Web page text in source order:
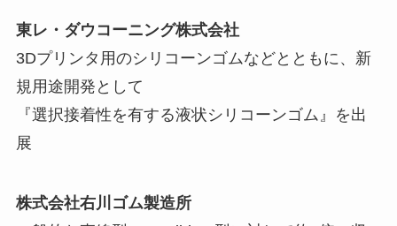
東レ・ダウコーニング株式会社
3Dプリンタ用のシリコーンゴムなどとともに、新
規用途開発として
『選択接着性を有する液状シリコーンゴム』を出
展
株式会社右川ゴム製造所